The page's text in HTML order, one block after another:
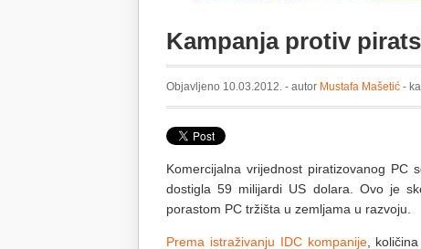
Kampanja protiv
Objavljeno 10.03.2012. - autor Mustafa Mašetić -
Komercijalna vrijednost piratizovanog
dostigla 59 milijardi US dolara. Ovo je
porastom PC tržišta u zemljama u razvoju.
Prema istraživanju IDC kompanije,